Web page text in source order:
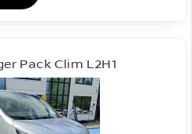
Pack Clim L2H1